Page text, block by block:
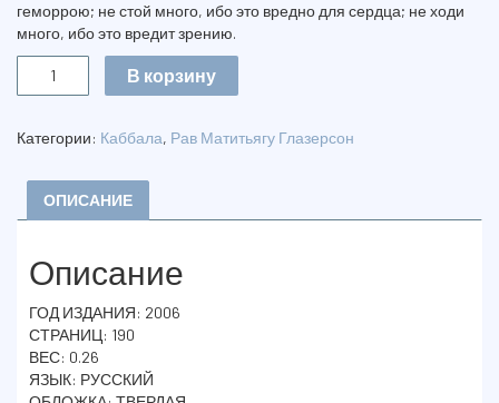
геморрою; не стой много, ибо это вредно для сердца; не ходи
много, ибо это вредит зрению.
МЕДИЦИНА
КАББАЛА
В корзину
Категории: Каббала, Рав Матитьягу Глазерсон
ОПИСАНИЕ
Описание
ГОД ИЗДАНИЯ: 2006
СТРАНИЦ: 190
ВЕС: 0.26
ЯЗЫК: РУССКИЙ